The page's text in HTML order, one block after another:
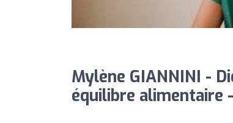
Mylène GIANNINI -
équilibre alimentaire